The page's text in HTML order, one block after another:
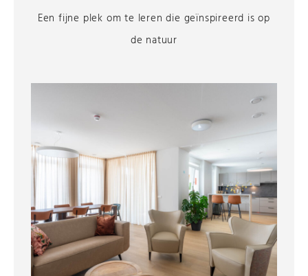
Een fijne plek om te leren die geïnspireerd is op
de natuur